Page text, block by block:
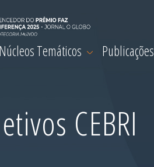
Núcleos Temáticos Publicações
CEBRI